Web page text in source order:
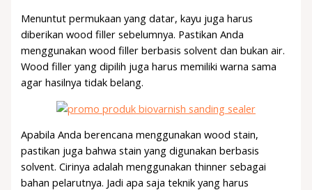
Menuntut permukaan yang datar, kayu juga harus
diberikan wood filler sebelumnya. Pastikan Anda
menggunakan wood filler berbasis solvent dan bukan air.
Wood filler yang dipilih juga harus memiliki warna sama
agar hasilnya tidak belang.
Apabila Anda berencana menggunakan wood stain,
pastikan juga bahwa stain yang digunakan berbasis
solvent. Cirinya adalah menggunakan thinner sebagai
bahan pelarutnya. Jadi apa saja teknik yang harus